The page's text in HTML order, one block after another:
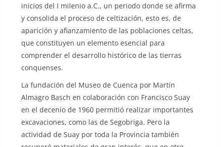
inicios del I milenio a.C., un periodo donde se afirma
y consolida el proceso de celtización, esto es, de
aparición y afianzamiento de las poblaciones celtas,
que constituyen un elemento esencial para
comprender el desarrollo histórico de las tierras
conquenses.
La fundación del Museo de Cuenca por Martín
Almagro Basch en colaboración con Francisco Suay
en el decenio de 1960 permitió realizar importantes
excavaciones, como las de Segobriga. Pero la
actividad de Suay por toda la Provincia también